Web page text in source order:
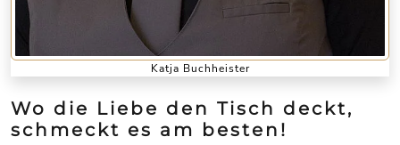
Katja Buchheister
Wo die Liebe den Tisch deckt,
schmeckt es am besten!